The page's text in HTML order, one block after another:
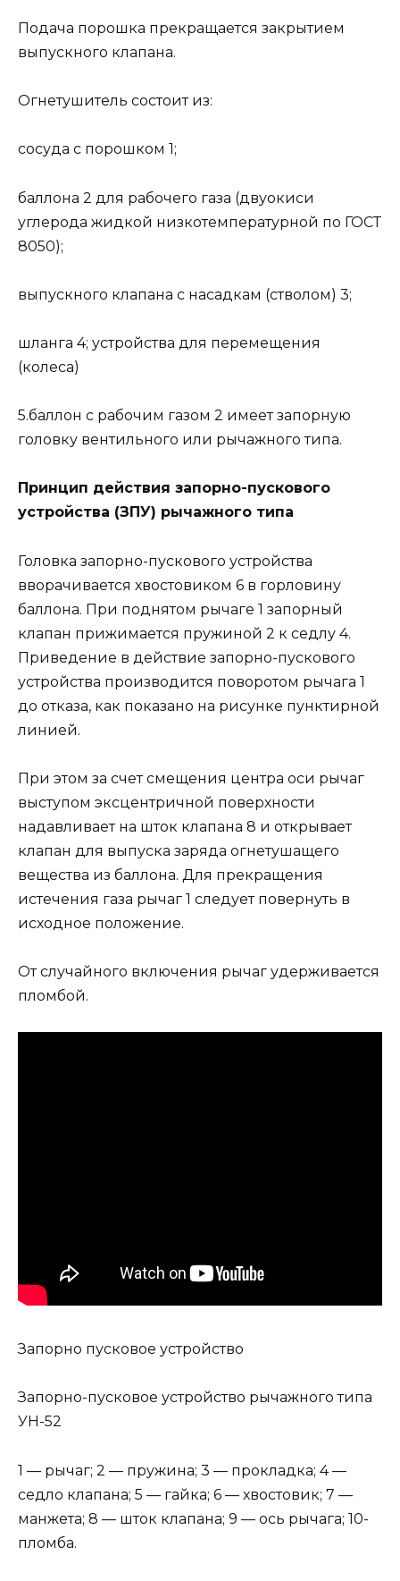
Подача порошка прекращается закрытием
выпускного клапана.
Огнетушитель состоит из:
сосуда с порошком 1;
баллона 2 для рабочего газа (двуокиси
углерода жидкой низкотемпературной по ГОСТ
8050);
выпускного клапана с насадкам (стволом) 3;
шланга 4; устройства для перемещения
(колеса)
5.баллон с рабочим газом 2 имеет запорную
головку вентильного или рычажного типа.
Принцип действия запорно-пускового
устройства (ЗПУ) рычажного типа
Головка запорно-пускового устройства
вворачивается хвостовиком 6 в горловину
баллона. При поднятом рычаге 1 запорный
клапан прижимается пружиной 2 к седлу 4.
Приведение в действие запорно-пускового
устройства производится поворотом рычага 1
до отказа, как показано на рисунке пунктирной
линией.
При этом за счет смещения центра оси рычаг
выступом эксцентричной поверхности
надавливает на шток клапана 8 и открывает
клапан для выпуска заряда огнетушащего
вещества из баллона. Для прекращения
истечения газа рычаг 1 следует повернуть в
исходное положение.
От случайного включения рычаг удерживается
пломбой.
Запорно пусковое устройство
Запорно-пусковое устройство рычажного типа
УН-52
1 — рычаг; 2 — пружина; 3 — прокладка; 4 —
седло клапана; 5 — гайка; 6 — хвостовик; 7 —
манжета; 8 — шток клапана; 9 — ось рычага; 10-
пломба.